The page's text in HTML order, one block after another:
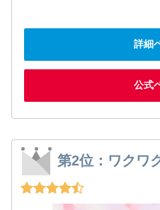
詳細
公式
第2位：ワクワ